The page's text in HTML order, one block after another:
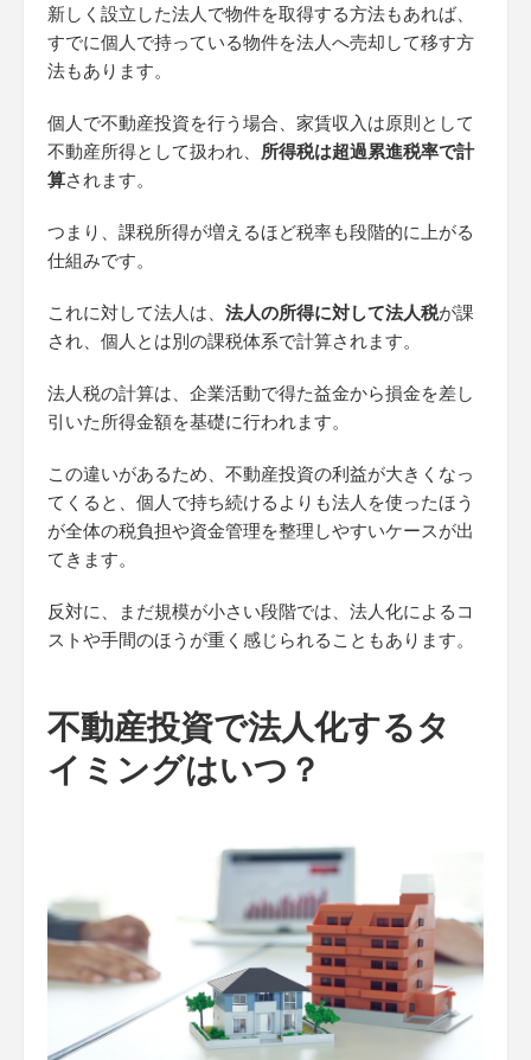
新しく設立した法人で物件を取得する方法もあれば、
すでに個人で持っている物件を法人へ売却して移す方
法もあります。
個人で不動産投資を行う場合、家賃収入は原則として
不動産所得として扱われ、 所得税は超過累進税率で計
算されます。
つまり、課税所得が増えるほど税率も段階的に上がる
仕組みです。
これに対して法人は、 法人の所得に対して法人税が課
され、個人とは別の課税体系で計算されます。
法人税の計算は、企業活動で得た益金から損金を差し
引いた所得金額を基礎に行われます。
この違いがあるため、不動産投資の利益が大きくなっ
てくると、個人で持ち続けるよりも法人を使ったほう
が全体の税負担や資金管理を整理しやすいケースが出
てきます。
反対に、まだ規模が小さい段階では、法人化によるコ
ストや手間のほうが重く感じられることもあります。
不動産投資で法人化するタ
イミングはいつ？